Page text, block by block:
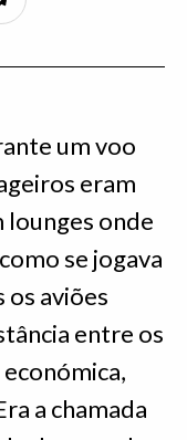
um voo
eram
lounges onde
se jogava
os aviões
entre os
a chamada